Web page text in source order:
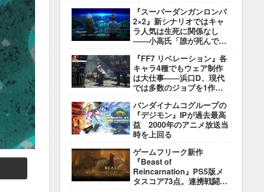
『スーパーダンガンロンパ
2×2』新シナリオではキャ
ラ人気は生死に関係なし
――小高氏「誰が死んでも
で」
『FF7 リベレーション』各
キャラ4種でもウェア制作
は大仕事――浜口D、現代
では多数のジョブを1作に
説明
バンダイナムコグループの
『デジモン』IPが過去最高
益 2000年のアニメ放送当
時を上回る
ゲームフリーク新作
『Beast of
Reincarnation』PS5版メ
タスコア73点。連携戦闘は